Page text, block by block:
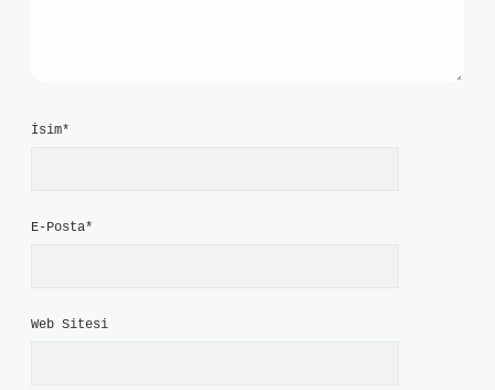
İsim*
E-Posta*
Web Sitesi